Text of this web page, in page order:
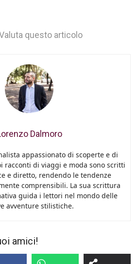
questo articolo
Dalmoro
appassionato di scoperte e di
racconti di viaggi e moda sono scritti
e diretto, rendendo le tendenze
comprensibili. La sua scrittura
guida i lettori nel mondo delle
avventure stilistiche.
amici!